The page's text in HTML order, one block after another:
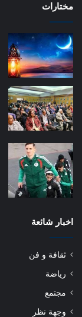
مختارات
اخبار شائعة
ثقافة و فن
رياضة
مجتمع
وجهة نظر